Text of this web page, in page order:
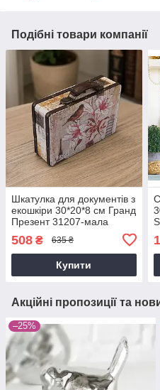
Подібні товари компанії
Шкатулка для документів з
екошкіри 30*20*8 см Гранд
Презент 31207-мала
508 ₴ 635 ₴
Купити
Акційні пропозиції та
–25%